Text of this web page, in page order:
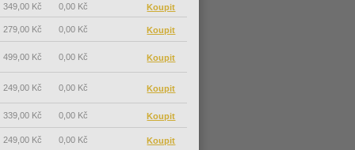
349,00 Kč 0,00 Kč
279,00 Kč 0,00 Kč
499,00 Kč 0,00 Kč
249,00 Kč 0,00 Kč
339,00 Kč 0,00 Kč
249,00 Kč 0,00 Kč